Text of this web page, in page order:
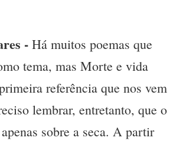
-Há muitos poemas que
tema, mas Morte e vida
referência que nos vem
lembrar, entretanto, que o
sobre a seca. A partir